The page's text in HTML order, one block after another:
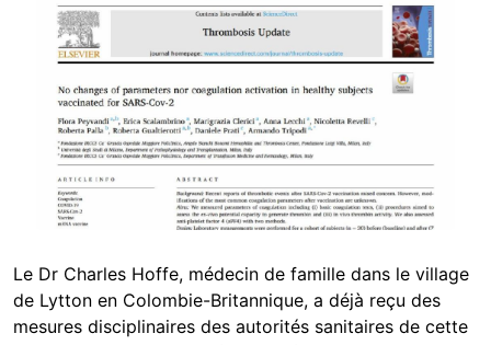
Le Dr Charles Hoffe, médecin de famille dans le village
de Lytton en Colombie-Britannique, a déjà reçu des
mesures disciplinaires des autorités sanitaires de cette